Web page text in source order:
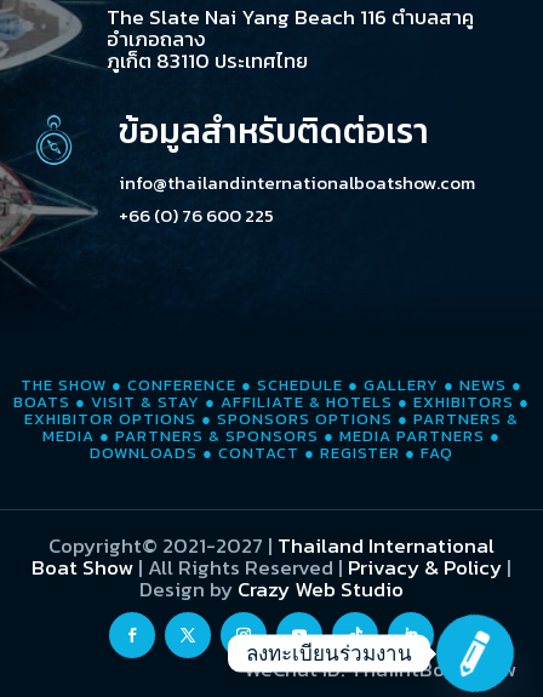
The Slate Nai Yang Beach 116 ตำบลสาคู
อำเภอถลาง
ภูเก็ต 83110 ประเทศไทย
ข้อมูลสำหรับติดต่อเรา
info@thailandinternationalboatshow.com
+66 (0) 76 600 225
THE SHOW ● CONFERENCE ● SCHEDULE ● GALLERY ● NEWS ●
BOATS ● VISIT & STAY ● AFFILIATE & HOTELS ● EXHIBITORS ●
EXHIBITOR OPTIONS ● SPONSORS OPTIONS ● PARTNERS &
MEDIA ● PARTNERS & SPONSORS ● MEDIA PARTNERS ●
DOWNLOADS ● CONTACT ● REGISTER ● FAQ
Copyright© 2021-2027 | Thailand International
Boat Show| All Rights Reserved | Privacy & Policy|
Design byCrazy Web Studio
WeChat ID: ThaiIntBoatShow
ลงทะเบียนร่วมงาน